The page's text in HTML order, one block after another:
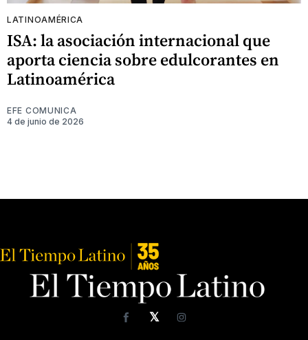
LATINOAMÉRICA
ISA: la asociación internacional que
aporta ciencia sobre edulcorantes en
Latinoamérica
EFE COMUNICA
4 de junio de 2026
𝕏
FacebookInstagram